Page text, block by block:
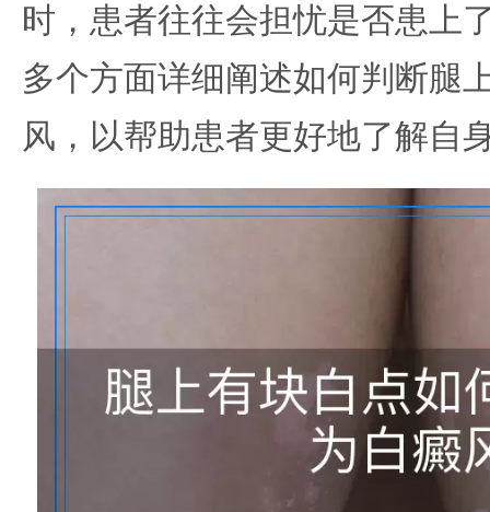
时，患者往往会担忧是否患上
多个方面详细阐述如何判断腿
风，以帮助患者更好地了解自